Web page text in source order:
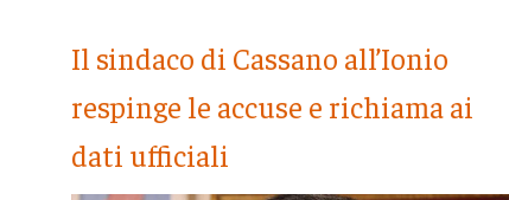
Il sindaco di Cassano all’Ionio
respinge le accuse e richiama ai
dati ufficiali